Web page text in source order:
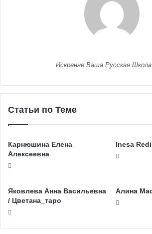
Искренне Ваша Русская
Статьи по Теме
Карнюшина Елена
Алексеевна
Inesa
Яковлева Анна Васильевна
/ Цветана_таро
Алина